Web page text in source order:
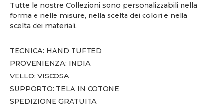
Tutte le nostre Collezioni sono personalizzabili nella
forma e nelle misure, nella scelta dei colori e nella
scelta dei materiali.
TECNICA: HAND TUFTED
PROVENIENZA: INDIA
VELLO: VISCOSA
SUPPORTO: TELA IN COTONE
SPEDIZIONE GRATUITA